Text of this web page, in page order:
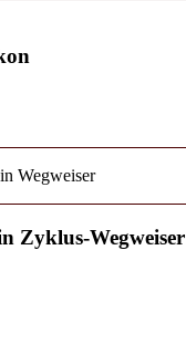
Zyklus-Wegweiser